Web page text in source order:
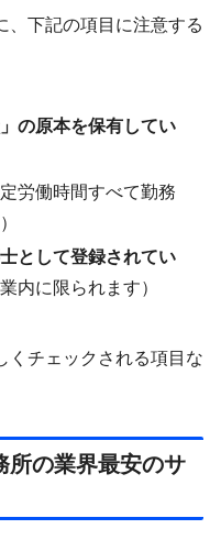
、下記の項目に注意する
の原本を保有してい
定労働時間すべて勤務
として登録されてい
内に限られます）
くチェックされる項目な
所の業界最安のサ